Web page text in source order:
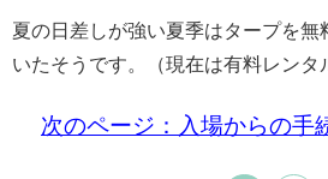
夏の日差しが強い夏季はタープを無
いたそうです。（現在は有料レンタ
次のページ：入場からの手